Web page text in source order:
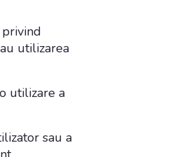
utilizarea
utilizare a
sau a